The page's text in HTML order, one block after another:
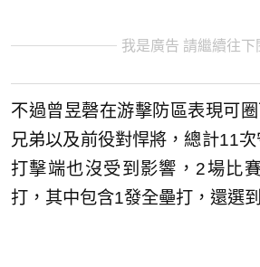
我是廣告 請繼續往下
不過曾昱磬在游擊防區表現可
兄弟以及前役對悍將，總計11次
打擊端也沒受到影響，2場比
打，其中包含1發全壘打，還選